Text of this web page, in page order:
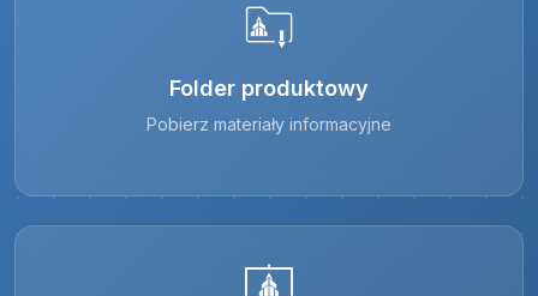
Folder produktowy
Pobierz materiały informacyjne